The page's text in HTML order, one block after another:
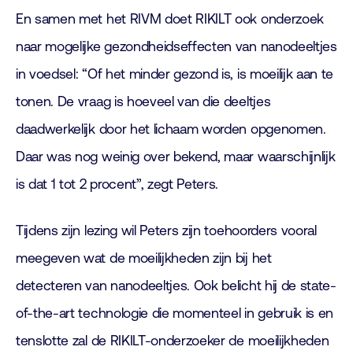
En samen met het RIVM doet RIKILT ook onderzoek
naar mogelijke gezondheidseffecten van nanodeeltjes
in voedsel: “Of het minder gezond is, is moeilijk aan te
tonen. De vraag is hoeveel van die deeltjes
daadwerkelijk door het lichaam worden opgenomen.
Daar was nog weinig over bekend, maar waarschijnlijk
is dat 1 tot 2 procent”, zegt Peters.
Tijdens zijn lezing wil Peters zijn toehoorders vooral
meegeven wat de moeilijkheden zijn bij het
detecteren van nanodeeltjes. Ook belicht hij de state-
of-the-art technologie die momenteel in gebruik is en
tenslotte zal de RIKILT-onderzoeker de moeilijkheden